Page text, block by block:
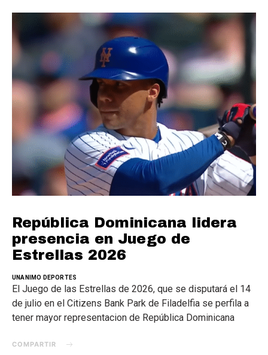
República Dominicana lidera
presencia en Juego de
Estrellas 2026
UNANIMO DEPORTES
El Juego de las Estrellas de 2026, que se disputará el 14
de julio en el Citizens Bank Park de Filadelfia se perfila a
tener mayor representacion de República Dominicana
COMPARTIR